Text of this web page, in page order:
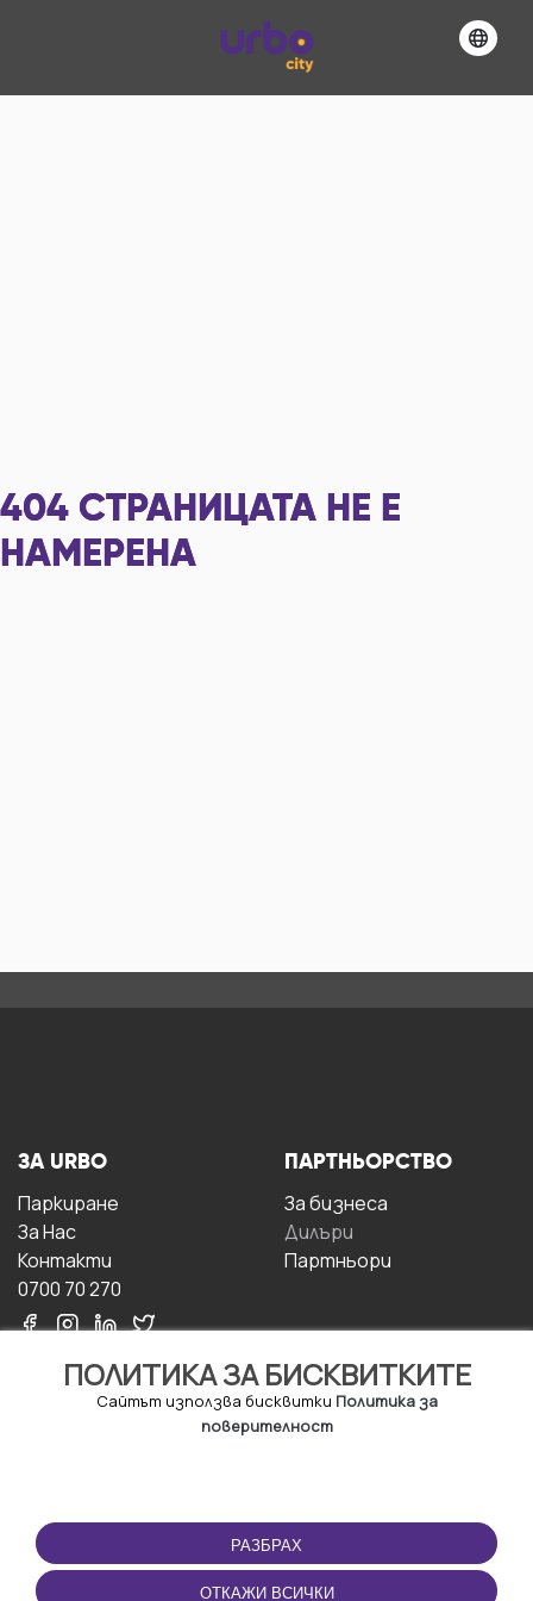
404 СТРАНИЦАТА НЕ Е
НАМЕРЕНА
ПОЛИТИКА ЗА БИСКВИТКИТЕ
Сайтът използва бисквитки Политика за
поверителност
РАЗБРАХ
ОТКАЖИ ВСИЧКИ
ЗА URBO
Паркиране
За Hас
Контакти
0700 70 270
ПАРТНЬОРСТВО
За бизнесa
Дилъри
Партньори
ПОЛЗВАНЕ
Правила и условия за
ползване
ПРИЛОЖЕНИЕТО